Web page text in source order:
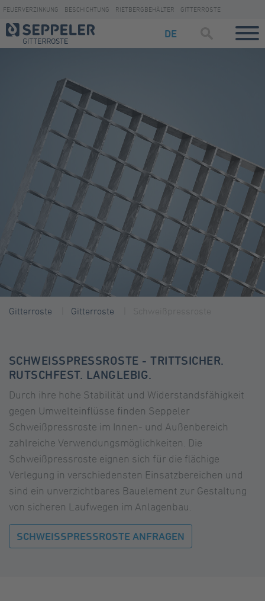
FEUERVERZINKUNG BESCHICHTUNG RIETBERGBEHÄLTER GITTERROSTE
DE
Gitterroste Gitterroste
SCHWEISSPRESSROSTE - TRITTSICHER. R
UTSCHFEST. LANGLEBIG.
Durch ihre hohe Stabilität und Widerstandsfähigkeit
gegen Umwelteinflüsse finden Seppeler
Schweißpressroste im Innen- und Außenbereich
zahlreiche Verwendungsmöglichkeiten. Die
Schweißpressroste eignen sich für die flächige
Verlegung in verschiedensten Einsatzbereichen und
sind ein unverzichtbares Bauelement zur Gestaltung
von sicheren Laufwegen im Anlagenbau.
SCHWEISSPRESSROSTE ANFRAGEN